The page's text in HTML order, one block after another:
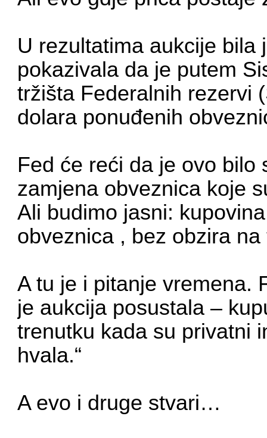
U rezultatima aukcije bila
pokazivala da je putem
tržišta Federalnih rezervi
dolara ponuđenih
Fed će reći da je ovo bilo
zamjena obveznica koje
Ali budimo jasni:
obveznica , bez obzira
A tu je i pitanje vremena.
je aukcija posustala –
trenutku kada su privatni
hvala.“
A evo i druge stvari…